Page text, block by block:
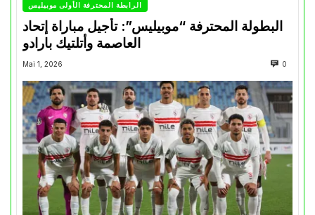
الرابطة المحترفة الأولى موبيليس
البطولة المحترفة “موبيليس”: تأجيل مباراة إتحاد
العاصمة وأتلتيك بارادو
Mai 1, 2026 0